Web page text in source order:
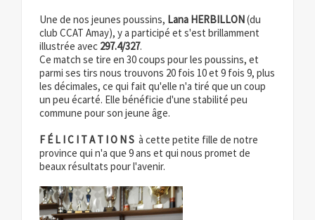
Une de nos jeunes poussins, Lana HERBILLON(du
club CCAT Amay), y a participé et s'est brillamment
illustrée avec 297.4/327.
Ce match se tire en 30 coups pour les poussins, et
parmi ses tirs nous trouvons 20 fois 10 et 9 fois 9, plus
les décimales, ce qui fait qu'elle n'a tiré que un coup
un peu écarté. Elle bénéficie d'une stabilité peu
commune pour son jeune âge.
F É L I C I T A T I O N S à cette petite fille de notre
province qui n'a que 9 ans et qui nous promet de
beaux résultats pour l'avenir.